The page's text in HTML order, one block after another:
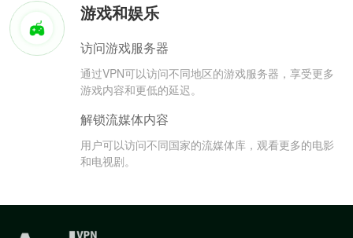
游戏和娱乐
访问游戏服务器
通过VPN可以访问不同地区的游戏服务器，享受更多
游戏内容和更低的延迟。
解锁流媒体内容
用户可以访问不同国家的流媒体库，观看更多的电影
和电视剧。